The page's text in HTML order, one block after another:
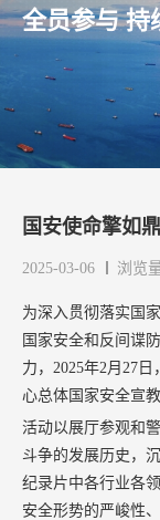
全员参与 持
国安使命擎如
2025-03-06 浏览
为深入贯彻落实国
国家安全和反间谍
力 ， 2025年2月27
心总体国家安全宣
活动以展厅参观和
斗争的发展历史，
纪录片中各行业各
安全形势的严峻性